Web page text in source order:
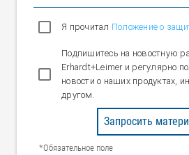
** Расстояние между корпусом
датчика и лентой
Технические данные – световой
Рабочее напряжение
Потребляемый ток
Я прочитал Положение о
Подпишитесь на новостную
Erhardt+Leimer и регулярно
новости о наших продуктах,
другом.
*Обязательное поле
Запросить